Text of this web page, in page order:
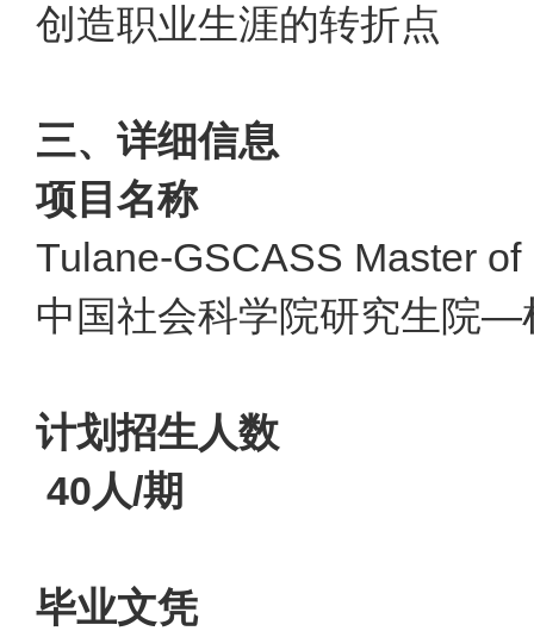
创造职业生涯的转折点
三、详细信息
项目名称
Tulane-GSCASS Master of
中国社会科学院研究生院—
计划招生人数
40人/期
毕业文凭